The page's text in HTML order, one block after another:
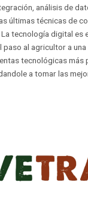
análisis de
últimas técnicas de
La tecnología digital es
paso al agricultor a
tecnológicas más
a tomar las